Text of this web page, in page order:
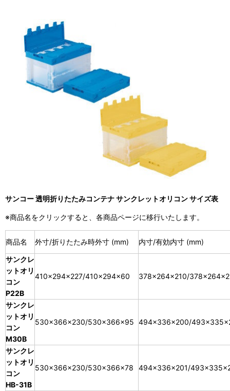
サンコー 透明折りたたみコンテナ サンクレットオリコン サイズ表
※商品名をクリックすると、各商品ページに移行いたします。
商品名 外寸/折りたたみ時外寸 (mm)
内寸/有効内寸 (mm)
サンクレ
ットオリ
コン
P22B
410×294×227/410×294×60 378×264×210/
サンクレ
ットオリ
コン
M30B
530×366×230/530×366×95 494×336×200/
サンクレ
ットオリ
コン
HB-31B
530×366×230/530×366×78 494×336×201/